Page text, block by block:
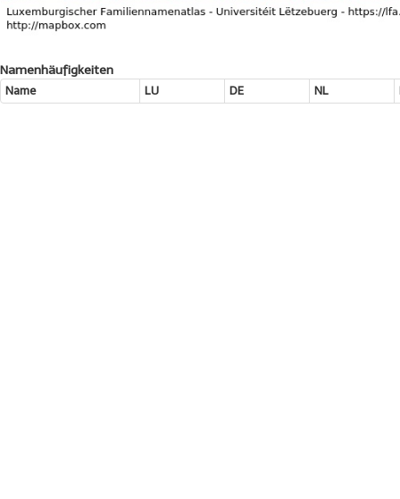
Namenhäufigkeiten
Name LU DE NL